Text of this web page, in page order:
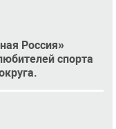
Россия»
спорта